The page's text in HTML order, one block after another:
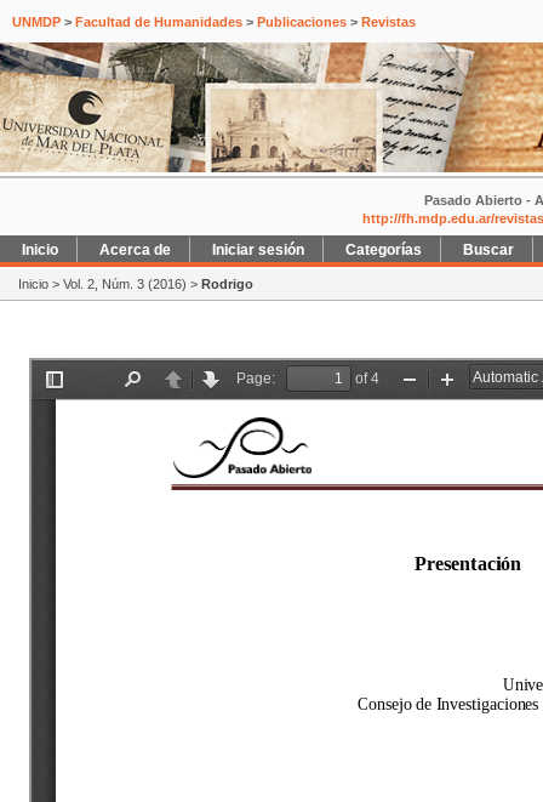
UNMDP > Facultad de Humanidades > Publicaciones > Revistas
Pasado Abierto -
http://fh.mdp.edu.ar/
Inicio Acerca de Iniciar sesión Categorías Buscar
Inicio > Vol. 2, Núm. 3 (2016) > Rodrigo